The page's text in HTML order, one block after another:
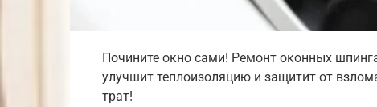
Почините окно сами! Ремонт оконных
улучшит теплоизоляцию и защитит от
трат!